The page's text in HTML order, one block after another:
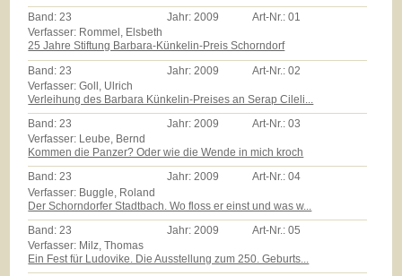
Band:23 Jahr:2009 Art-Nr.:01
Verfasser: Rommel, Elsbeth
25 Jahre Stiftung Barbara-Künkelin-Preis Schorndorf
Band: 23 Jahr: 2009 Art-Nr.:02
Verfasser: Goll, Ulrich
Verleihung des Barbara Künkelin-Preises an Serap Cileli...
Band:23 Jahr:2009 Art-Nr.:03
Verfasser: Leube, Bernd
Kommen die Panzer? Oder wie die Wende in mich kroch
Band:23 Jahr:2009 Art-Nr.:04
Verfasser: Buggle, Roland
Der Schorndorfer Stadtbach. Wo floss er einst und was w...
Band:23 Jahr:2009 Art-Nr.:05
Verfasser: Milz, Thomas
Ein Fest für Ludovike. Die Ausstellung zum 250. Geburts...